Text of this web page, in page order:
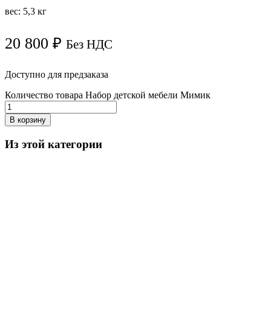
вес: 5,3 кг
20 800 ₽ Без НДС
Доступно для предзаказа
Количество товара Набор детской мебели Мимик
В корзину
Из этой категории